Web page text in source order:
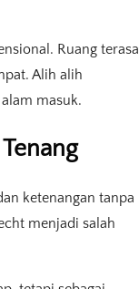
Ruang terasa
Alih alih
masuk.
ketenangan tanpa
menjadi salah